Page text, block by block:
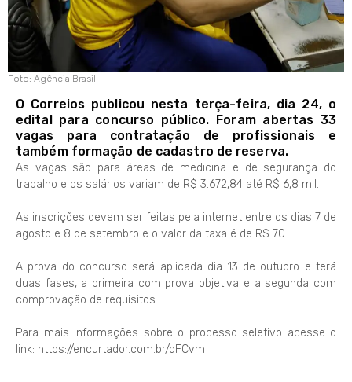
Foto: Agência Brasil
O Correios publicou nesta terça-feira, dia 24, o
edital para concurso público. Foram abertas 33
vagas para contratação de profissionais e
também formação de cadastro de reserva.
As vagas são para áreas de medicina e de segurança do
trabalho e os salários variam de R$ 3.672,84 até R$ 6,8 mil.
As inscrições devem ser feitas pela internet entre os dias 7 de
agosto e 8 de setembro e o valor da taxa é de R$ 70.
A prova do concurso será aplicada dia 13 de outubro e terá
duas fases, a primeira com prova objetiva e a segunda com
comprovação de requisitos.
Para mais informações sobre o processo seletivo acesse o
link: https://encurtador.com.br/qFCvm